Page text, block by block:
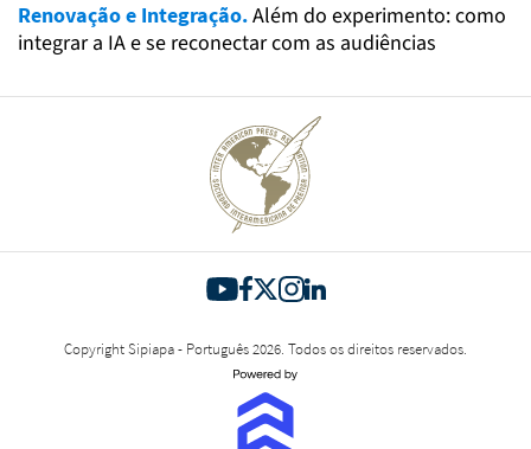
Renovação e Integração.Além do experimento: como
integrar a IA e se reconectar com as audiências
Copyright Sipiapa - Português 2026. Todos os direitos reservados.